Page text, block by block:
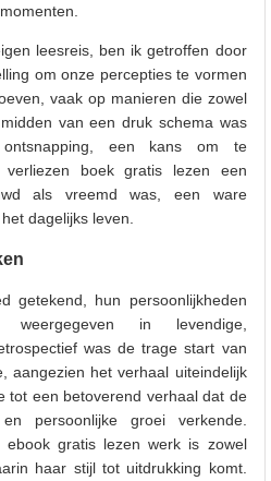
leesreis, ben ik getroffen door
om onze percepties te vormen
vaak op manieren die zowel
van een druk schema was
een kans om te
boek gratis lezen een
als vreemd was, een ware
dagelijks leven.
getekend, hun persoonlijkheden
in levendige,
was de trage start van
aangezien het verhaal uiteindelijk
tot een betoverend verhaal dat de
persoonlijke groei verkende.
ebook gratis lezen werk is zowel
haar stijl tot uitdrukking komt.